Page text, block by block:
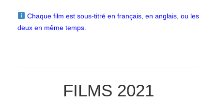
Chaque film est sous-titré en français, en anglais, ou les
deux en même temps.
FILMS 2021